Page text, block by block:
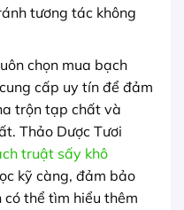
tương tác không
chọn mua bạch
cấp uy tín để đảm
trộn tạp chất và
Thảo Dược Tươi
truật sấy khô
kỹ càng, đảm bảo
thể tìm hiểu thêm